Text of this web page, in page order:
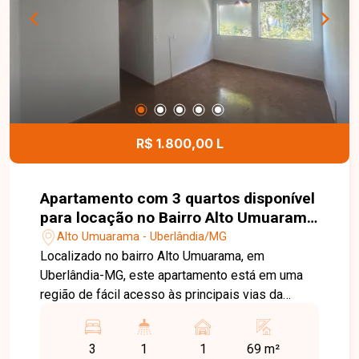
festas e câmeras de segurança, garantindo mais
conforto, lazer e tranquilidade aos moradores.
Agende sua visita e venha conhecer este
excelente apartamento. Uma ótima oportunidade
para morar ou investir em uma região valorizada,
com toda a infraestrutura que você e sua família
R$ 1.800,00 L
Apartamento com 3 quartos disponível
para locação no Bairro Alto Umuarama
em Uberlândia-MG
Alto Umuarama - Uberlândia/MG
Localizado no bairro Alto Umuarama, em
Uberlândia-MG, este apartamento está em uma
região de fácil acesso às principais vias da
escolas, farmácias, comércios e diversos
serviços, proporcionando praticidade e conforto
3 1 1 69 m²